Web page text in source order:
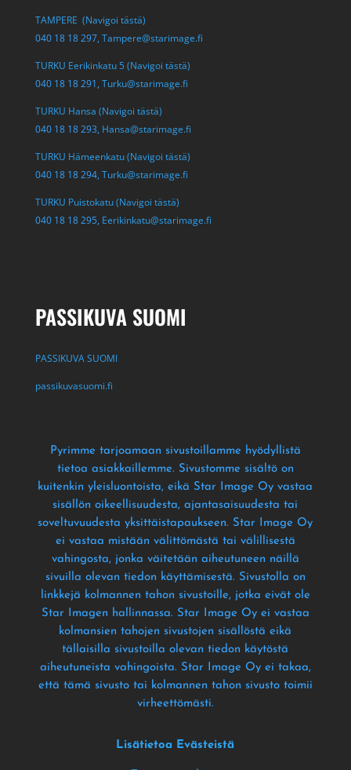
TAMPERE (Navigoi tästä)
040 18 18 297, Tampere@starimage.fi
TURKU Eerikinkatu 5 (Navigoi tästä)
040 18 18 291, Turku@starimage.fi
TURKU Hansa (Navigoi tästä)
040 18 18 293, Hansa@starimage.fi
TURKU Hämeenkatu (Navigoi tästä)
040 18 18 294, Turku@starimage.fi
TURKU Puistokatu (Navigoi tästä)
040 18 18 295, Eerikinkatu@starimage.fi
PASSIKUVA SUOMI
PASSIKUVA SUOMI
passikuvasuomi.fi
Pyrimme tarjoamaan sivustoillamme hyödyllistä
tietoa asiakkaillemme. Sivustomme sisältö on
kuitenkin yleisluontoista, eikä Star Image Oy vastaa
sisällön oikeellisuudesta, ajantasaisuudesta tai
soveltuvuudesta yksittäistapaukseen. Star Image Oy
ei vastaa mistään välittömästä tai välillisestä
vahingosta, jonka väitetään aiheutuneen näillä
sivuilla olevan tiedon käyttämisestä. Sivustolla on
linkkejä kolmannen tahon sivustoille, jotka eivät ole
Star Imagen hallinnassa. Star Image Oy ei vastaa
kolmansien tahojen sivustojen sisällöstä eikä
tällaisilla sivustoilla olevan tiedon käytöstä
aiheutuneista vahingoista. Star Image Oy ei takaa,
että tämä sivusto tai kolmannen tahon sivusto toimii
virheettömästi.
Lisätietoa Evästeistä